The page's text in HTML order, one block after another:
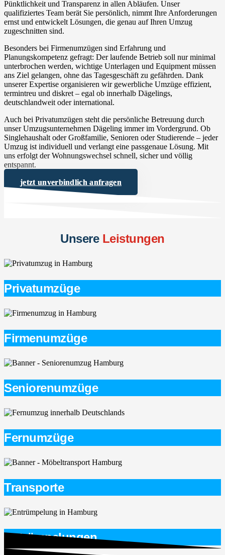
Pünktlichkeit und Transparenz in allen Abläufen. Unser
qualifiziertes Team berät Sie persönlich, nimmt Ihre Anforderungen
ernst und entwickelt Lösungen, die genau auf Ihren Umzug
zugeschnitten sind.
Besonders bei Firmenumzügen sind Erfahrung und
Planungskompetenz gefragt: Der laufende Betrieb soll nur minimal
unterbrochen werden, wichtige Unterlagen und Equipment müssen
ans Ziel gelangen, ohne das Tagesgeschäft zu gefährden. Dank
unserer Expertise organisieren wir gewerbliche Umzüge effizient,
termintreu und diskret – egal ob innerhalb Dägelings,
deutschlandweit oder international.
Auch bei Privatumzügen steht die persönliche Betreuung durch
unser Umzugsunternehmen Dägeling immer im Vordergrund. Ob
Singlehaushalt oder Großfamilie, Senioren oder Studierende – jeder
Umzug ist individuell und verlangt eine passgenaue Lösung. Mit
uns erfolgt der Wohnungswechsel schnell, sicher und völlig
entspannt.
jetzt unverbindlich anfragen
UnsereLeistungen
Privatumzüge
Firmenumzüge
Seniorenumzüge
Fernumzüge
Transporte
Entrümpelungen